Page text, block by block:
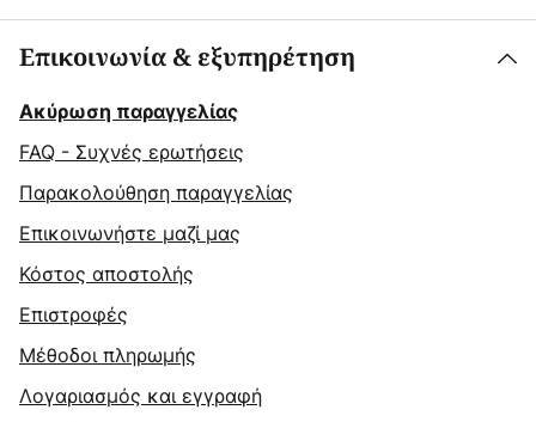
Επικοινωνία & εξυπηρέτηση
Ακύρωση παραγγελίας
FAQ - Συχνές ερωτήσεις
Παρακολούθηση παραγγελίας
Επικοινωνήστε μαζί μας
Κόστος αποστολής
Επιστροφές
Μέθοδοι πληρωμής
Λογαριασμός και εγγραφή